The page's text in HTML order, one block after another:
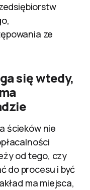
ze
się wtedy,
ścieków nie
od tego, czy
do procesu i być
ma miejsca,